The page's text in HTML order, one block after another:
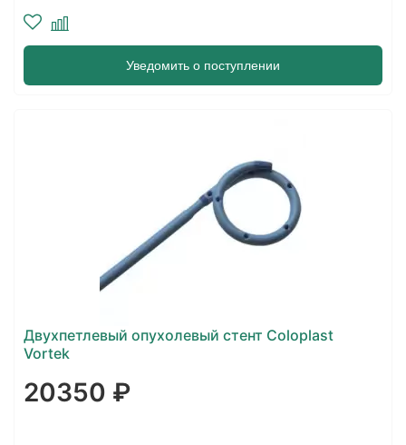
Уведомить о поступлении
Двухпетлевый опухолевый стент Coloplast
Vortek
20350 ₽